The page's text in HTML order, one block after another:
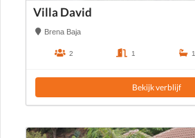
Villa David
Brena Baja
2 1 1
Bekijk verblijf